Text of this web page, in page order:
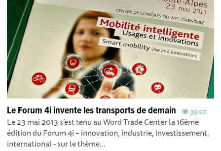
3940
Le Forum 4i invente les transports de demain
Le 23 mai 2013 s’est tenu au Word Trade Center la 16ème
édition du Forum 4i – innovation, industrie, investissement,
international - sur le thème...